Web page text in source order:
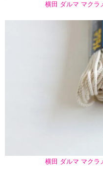
横田 ダルマ マクラ
横田 ダルマ マクラ